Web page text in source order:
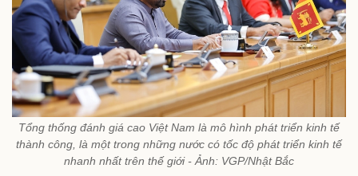
Tổng thống đánh giá cao Việt Nam là mô hình phát triển kinh tế
thành công, là một trong những nước có tốc độ phát triển kinh tế
nhanh nhất trên thế giới - Ảnh: VGP/Nhật Bắc